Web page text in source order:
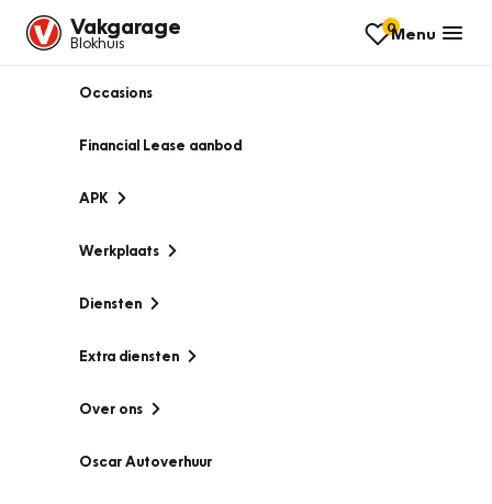
Vakgarage
Blokhuis
0Menu
Occasions
Financial Lease aanbod
APK
Werkplaats
Diensten
Extra diensten
Over ons
Oscar Autoverhuur